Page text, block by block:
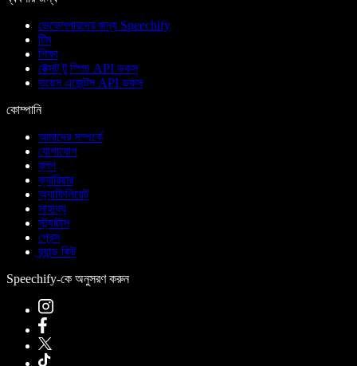
ডেভেলপারদের জন্য Speechify
টিম
শিক্ষা
টেক্সট টু স্পিচ API ডকস
ভয়েস এজেন্টস API ডকস
কোম্পানি
আমাদের সম্পর্কে
যোগাযোগ
ব্লগ
ক্যারিয়ার
অ্যাফিলিয়েট
সাহায্য
স্ট্যাটাস
প্রেস
ব্র্যান্ড কিট
Speechify-কে অনুসরণ করুন